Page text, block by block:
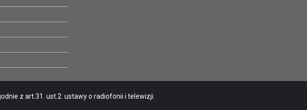
z art.31. ust.2. ustawy o radiofonii i telewizji.